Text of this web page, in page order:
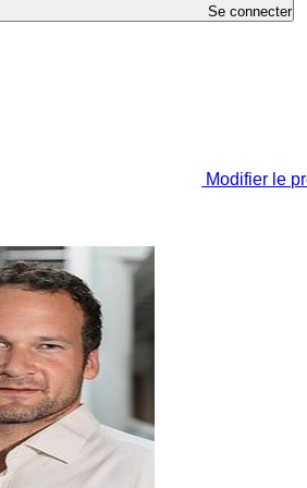
Se connecter
Modifier le